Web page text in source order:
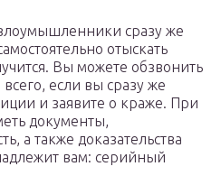
сразу же
отыскать
Вы можете обзвонить
если вы сразу же
и заявите о краже. При
документы,
а также доказательства
вам: серийный